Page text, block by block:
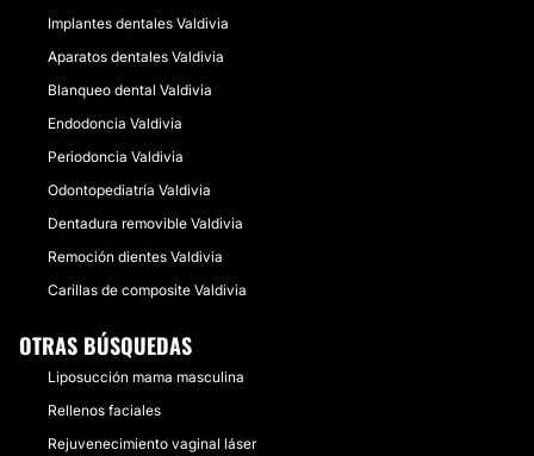
Implantes dentales Valdivia
Aparatos dentales Valdivia
Blanqueo dental Valdivia
Endodoncia Valdivia
Periodoncia Valdivia
Odontopediatría Valdivia
Dentadura removible Valdivia
Remoción dientes Valdivia
Carillas de composite Valdivia
OTRAS BÚSQUEDAS
Liposucción mama masculina
Rellenos faciales
Rejuvenecimiento vaginal láser